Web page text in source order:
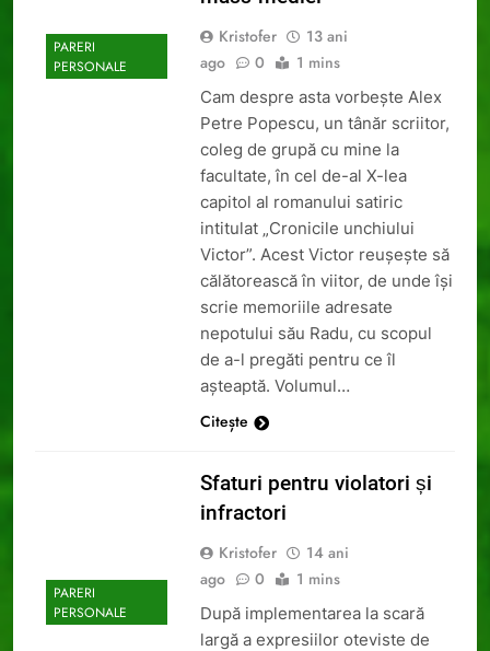
PARERI
PERSONALE
Kristofer
13 ani
ago
0 1 mins
Cam despre asta vorbește Alex
Petre Popescu, un tânăr scriitor,
coleg de grupă cu mine la
facultate, în cel de-al X-lea
capitol al romanului satiric
intitulat „Cronicile unchiului
Victor”. Acest Victor reușește să
călătorească în viitor, de unde își
scrie memoriile adresate
nepotului său Radu, cu scopul
de a-l pregăti pentru ce îl
așteaptă. Volumul…
Citește
PARERI
PERSONALE
Sfaturi pentru violatori și
infractori
Kristofer
14 ani
ago
0 1 mins
După implementarea la scară
largă a expresiilor oteviste de